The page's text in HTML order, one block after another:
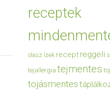
receptek
olasz ízek recept reggeli
tejallergia tejmentes
tojásmentes